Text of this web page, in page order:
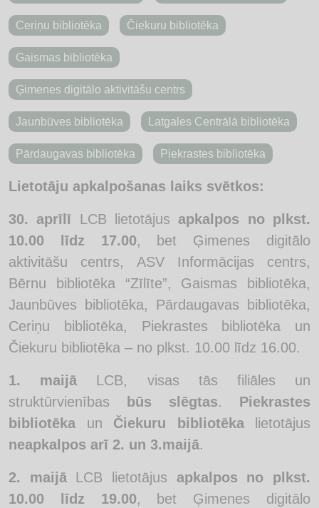
Ceriņu bibliotēka Čiekuru bibliotēka
Gaismas bibliotēka
Ģimenes digitālo aktivitāšu centrs
Jaunbūves bibliotēka Latgales Centrālā bibliotēka
Pārdaugavas bibliotēka Piekrastes bibliotēka
Lietotāju apkalpošanas laiks svētkos:
30. aprīlī LCB lietotājusapkalpos no plkst.
10.00 līdz 17.00, bet Ģimenes digitālo
aktivitāšu centrs, ASV Informācijas centrs,
Bērnu bibliotēka “Zīlīte”, Gaismas bibliotēka,
Jaunbūves bibliotēka, Pārdaugavas bibliotēka,
Ceriņu bibliotēka, Piekrastes bibliotēka un
Čiekuru bibliotēka – no plkst. 10.00 līdz 16.00.
1. maijā LCB, visas tās filiāles un
struktūrvienības
būs slēgtas. Piekrastes
bibliotēka un Čiekuru bibliotēkalietotājus
neapkalpos arī 2. un 3.maijā.
2. maijāLCB lietotājus apkalpos no plkst.
10.00 līdz 19.00, bet Ģimenes digitālo